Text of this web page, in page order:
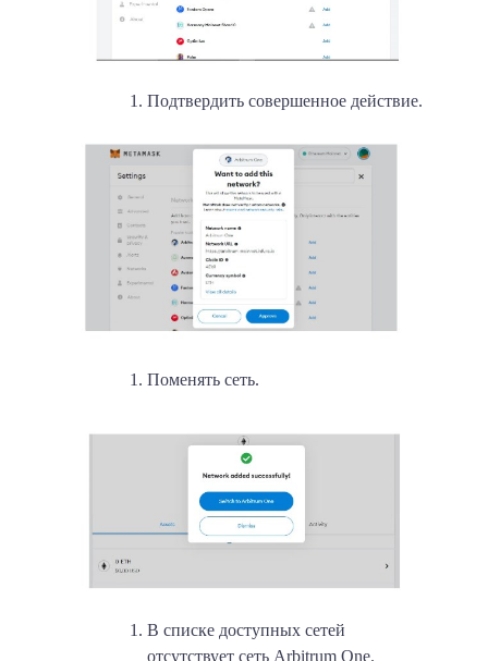
Подтвердить совершенное действие.
Поменять сеть.
В списке доступных сетей
отсутствует сеть Arbitrum One.